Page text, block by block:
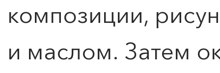
композиции,
и маслом. Затем